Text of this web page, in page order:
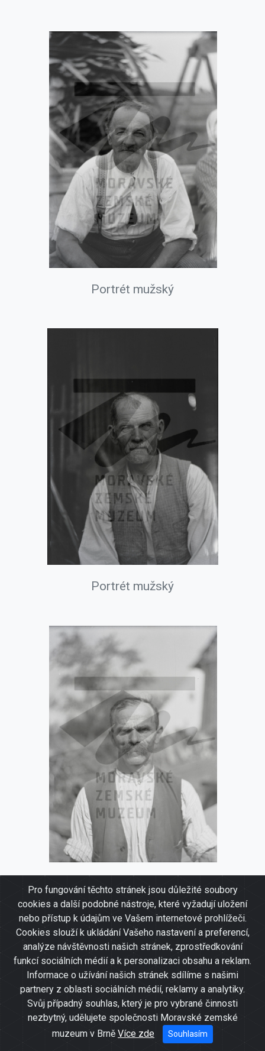
Pro fungování těchto stránek jsou důležité soubory
cookies a další podobné nástroje, které vyžadují uložení
nebo přístup k údajům ve Vašem internetové prohlížeči.
Cookies slouží k ukládání Vašeho nastavení a preferencí,
analýze návštěvnosti našich stránek, zprostředkování
funkcí sociálních médií a k personalizaci obsahu a reklam.
Informace o užívání našich stránek sdílíme s našimi
partnery z oblasti sociálních médií, reklamy a analytiky.
Svůj případný souhlas, který je pro vybrané činnosti
nezbytný, udělujete společnosti Moravské zemské
muzeum v Brně Více zde Souhlasím
Portrét mužský
Portrét mužský
Portrét mužský